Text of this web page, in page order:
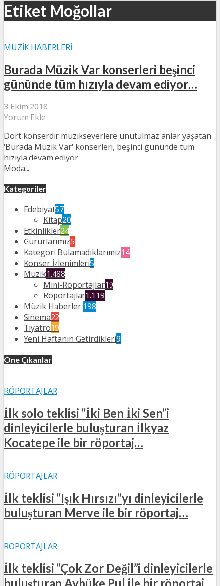
Etiket Moğollar
MÜZIK HABERLERI
Burada Müzik Var konserleri beşinci
gününde tüm hızıyla devam ediyor…
3 Ekim 2018
Yorum Ekle
Dört konserdir müzikseverlere unutulmaz anlar yaşatan
‘Burada Müzik Var‘ konserleri, beşinci gününde tüm
hızıyla devam ediyor.
Moda...
Kategoriler
Edebiyat57
Kitap20
Etkinlikler24
Gururlarımız5
Kategori Bulamadıklarımız14
Konser İzlenimleri5
Müzik1.488
Mini-Röportajlar19
Röportajlar1.119
Müzik Haberleri198
Sinema22
Tiyatro19
Yeni Haftanın Getirdikleri9
Öne Çıkanlar
RÖPORTAJLAR
İlk solo teklisi “İki Ben İki Sen”i
dinleyicilerle buluşturan İlkyaz
Kocatepe ile bir röportaj…
RÖPORTAJLAR
İlk teklisi “Işık Hırsızı”yı dinleyicilerle
buluşturan Merve ile bir röportaj…
RÖPORTAJLAR
İlk teklisi “Çok Zor Değil”i dinleyicilerle
buluşturan Aybüke Pul ile bir röportaj…